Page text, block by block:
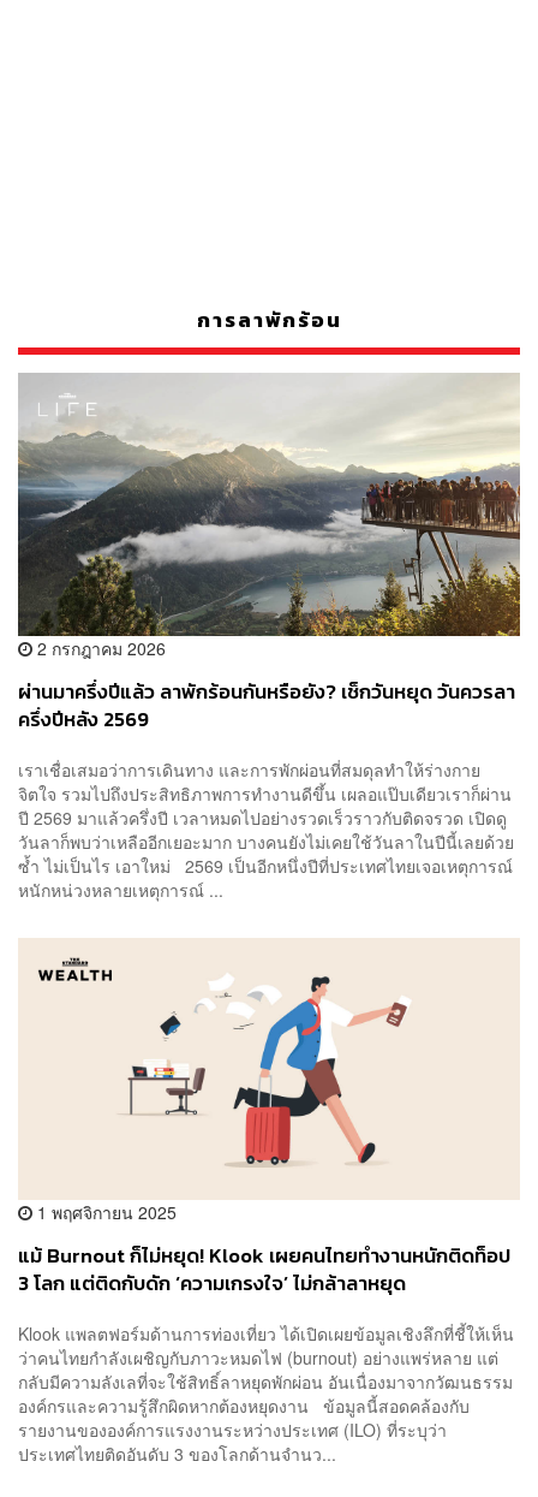
การลาพักร้อน
2 กรกฎาคม 2026
ผ่านมาครึ่งปีแล้ว ลาพักร้อนกันหรือยัง? เช็กวันหยุด วันควรลา
ครึ่งปีหลัง 2569
เราเชื่อเสมอว่าการเดินทาง และการพักผ่อนที่สมดุลทำให้ร่างกาย
จิตใจ รวมไปถึงประสิทธิภาพการทำงานดีขึ้น เผลอแป๊บเดียวเราก็ผ่าน
ปี 2569 มาแล้วครึ่งปี เวลาหมดไปอย่างรวดเร็วราวกับติดจรวด เปิดดู
วันลาก็พบว่าเหลืออีกเยอะมาก บางคนยังไม่เคยใช้วันลาในปีนี้เลยด้วย
ซ้ำ ไม่เป็นไร เอาใหม่ 2569 เป็นอีกหนึ่งปีที่ประเทศไทยเจอเหตุการณ์
หนักหน่วงหลายเหตุการณ์ ...
1 พฤศจิกายน 2025
แม้ Burnout ก็ไม่หยุด! Klook เผยคนไทยทำงานหนักติดท็อป
3 โลก แต่ติดกับดัก ‘ความเกรงใจ’ ไม่กล้าลาหยุด
Klook แพลตฟอร์มด้านการท่องเที่ยว ได้เปิดเผยข้อมูลเชิงลึกที่ชี้ให้เห็น
ว่าคนไทยกำลังเผชิญกับภาวะหมดไฟ (burnout) อย่างแพร่หลาย แต่
กลับมีความลังเลที่จะใช้สิทธิ์ลาหยุดพักผ่อน อันเนื่องมาจากวัฒนธรรม
องค์กรและความรู้สึกผิดหากต้องหยุดงาน ข้อมูลนี้สอดคล้องกับ
รายงานขององค์การแรงงานระหว่างประเทศ (ILO) ที่ระบุว่า
ประเทศไทยติดอันดับ 3 ของโลกด้านจำนว...